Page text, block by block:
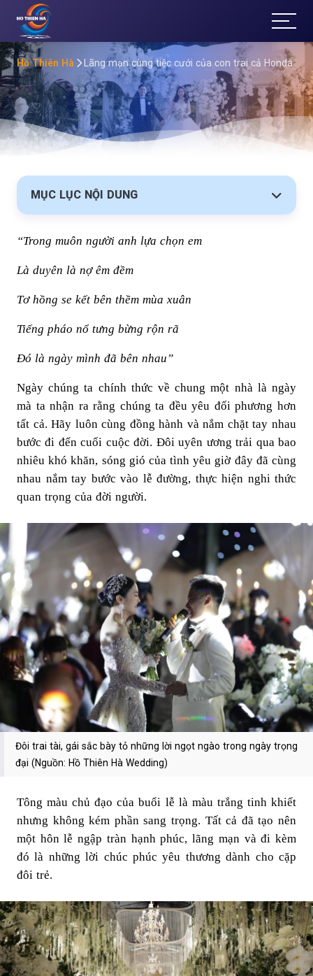
ổ
Ch
ức
Sự
Kiệ
n
Đà
Lạt
-
Hồ
Thi
ên
Hà
Eve
nt
Hồ Thiên Hà Lãng mạn cùng tiệc cưới của con trai cả Honda
MỤC LỤC NỘI DUNG
“Trong muôn người anh lựa chọn em
Là duyên là nợ êm đềm
Tơ hồng se kết bên thềm mùa xuân
Tiếng pháo nổ tưng bừng rộn rã
Đó là ngày mình đã bên nhau”
Ngày chúng ta chính thức về chung một nhà là ngày
mà ta nhận ra rằng chúng ta đều yêu đối phương hơn
tất cả. Hãy luôn cùng đồng hành và nắm chặt tay nhau
bước đi đến cuối cuộc đời. Đôi uyên ương trải qua bao
nhiêu khó khăn, sóng gió của tình yêu giờ đây đã cùng
nhau nắm tay bước vào lễ đường, thực hiện nghi thức
quan trọng của đời người.
Đôi trai tài, gái sắc bày tỏ những lời ngọt ngào trong ngày trọng
đại (Nguồn: Hồ Thiên Hà Wedding)
Tông màu chủ đạo của buổi lễ là màu trắng tinh khiết
nhưng không kém phần sang trọng. Tất cả đã tạo nên
một hôn lễ ngập tràn hạnh phúc, lãng mạn và đi kèm
đó là những lời chúc phúc yêu thương dành cho cặp
đôi trẻ.